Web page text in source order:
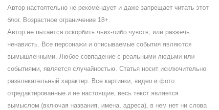
Автор настоятельно не рекомендует и даже запрещает читать этот
блог. Возрастное ограничение 18+.
Автор не пытается оскорбить чьих-либо чувств, или разжечь
ненависть. Все персонажи и описываемые события являются
вымышленными. Любое совпадение с реальными людьми или
событиями, является случайностью. Статья носит исключительно
развлекательный характер. Все картинки, видео и фото
отредактированные и не настоящие, весь текст является
вымыслом (включая названия, имена, адреса), в нем нет ни слова